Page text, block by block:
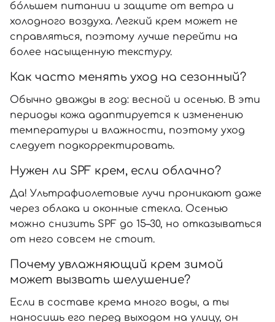
бо́льшем питании и защите от ветра и
холодного воздуха. Легкий крем может не
справляться, поэтому лучше перейти на
более насыщенную текстуру.
Как часто менять уход на сезонный?
Обычно дважды в год: весной и осенью. В эти
периоды кожа адаптируется к изменению
температуры и влажности, поэтому уход
следует подкорректировать.
Нужен ли SPF крем, если облачно?
Да! Ультрафиолетовые лучи проникают даже
через облака и оконные стекла. Осенью
можно снизить SPF до 15–30, но отказываться
от него совсем не стоит.
Почему увлажняющий крем зимой
может вызвать шелушение?
Если в составе крема много воды, а ты
наносишь его перед выходом на улицу, он